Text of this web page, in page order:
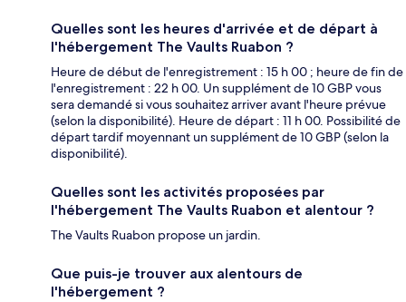
Quelles sont les heures d'arrivée et de départ à
l'hébergement The Vaults Ruabon ?
Heure de début de l'enregistrement : 15 h 00 ; heure de fin de
l'enregistrement : 22 h 00. Un supplément de 10 GBP vous
sera demandé si vous souhaitez arriver avant l'heure prévue
(selon la disponibilité). Heure de départ : 11 h 00. Possibilité de
départ tardif moyennant un supplément de 10 GBP (selon la
disponibilité).
Quelles sont les activités proposées par
l'hébergement The Vaults Ruabon et alentour ?
The Vaults Ruabon propose un jardin.
Que puis-je trouver aux alentours de
l'hébergement ?